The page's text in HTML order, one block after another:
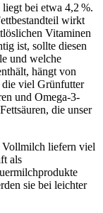
bei etwa 4,2 %.
wirkt
Vitaminen
ist, sollte diesen
und welche
hängt von
die viel Grünfutter
und Omega-3-
die unser
liefern viel
als
sie bei leichter